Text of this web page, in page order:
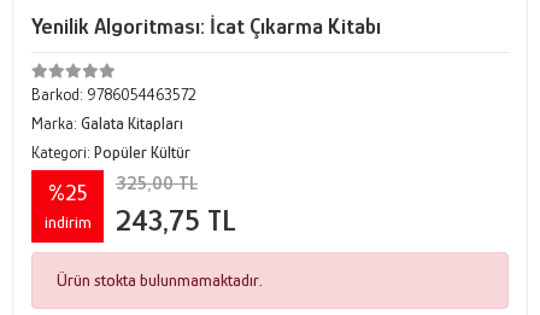
Yenilik Algoritması: İcat Çıkarma Kitabı
Barkod: 9786054463572
Marka: Galata Kitapları
Kategori: Popüler Kültür
%25
indirim
325,00 TL
243,75 TL
Ürün stokta bulunmamaktadır.